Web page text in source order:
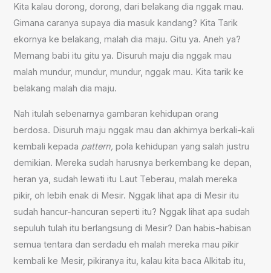
Kita kalau dorong, dorong, dari belakang dia nggak mau.
Gimana caranya supaya dia masuk kandang? Kita Tarik
ekornya ke belakang, malah dia maju. Gitu ya. Aneh ya?
Memang babi itu gitu ya. Disuruh maju dia nggak mau
malah mundur, mundur, mundur, nggak mau. Kita tarik ke
belakang malah dia maju.
Nah itulah sebenarnya gambaran kehidupan orang
berdosa. Disuruh maju nggak mau dan akhirnya berkali-kali
kembali kepada pattern, pola kehidupan yang salah justru
demikian. Mereka sudah harusnya berkembang ke depan,
heran ya, sudah lewati itu Laut Teberau, malah mereka
pikir, oh lebih enak di Mesir. Nggak lihat apa di Mesir itu
sudah hancur-hancuran seperti itu? Nggak lihat apa sudah
sepuluh tulah itu berlangsung di Mesir? Dan habis-habisan
semua tentara dan serdadu eh malah mereka mau pikir
kembali ke Mesir, pikiranya itu, kalau kita baca Alkitab itu,